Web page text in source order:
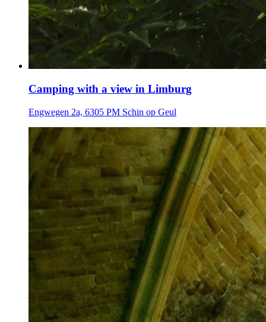
Camping with a view in Limburg
Engwegen 2a, 6305 PM Schin op Geul